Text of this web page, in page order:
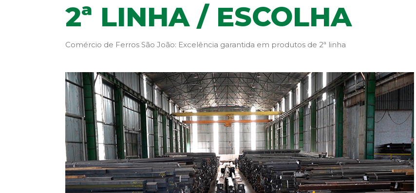
2ª LINHA / ESCOLHA
Comércio de Ferros São João: Excelência garantida em produtos de 2ª linha